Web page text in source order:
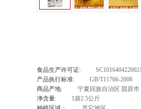
食品生产许可证:
产品执行标准:
GB/T11766-2008
商品产地:
宁夏回族自治区 固原市
净含量:
1袋2.5公斤